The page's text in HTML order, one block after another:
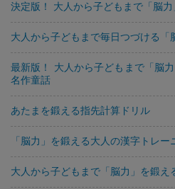
決定版！ 大人から子どもまで「脳
大人から子どもまで毎日つづける「
最新版！ 大人から子どもまで「脳
名作童話
あたまを鍛える指先計算ドリル
「脳力」を鍛える大人の漢字トレー
大人から子どもまで「脳力」を鍛え